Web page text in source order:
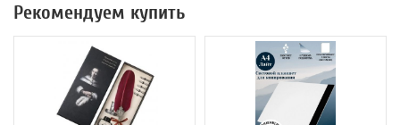
Рекомендуем купить